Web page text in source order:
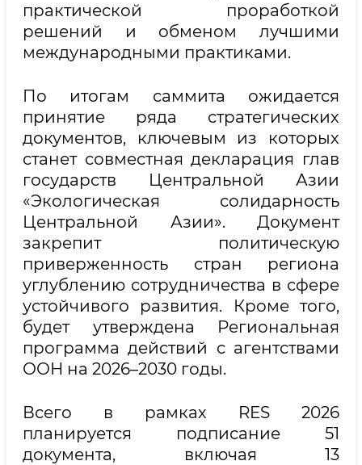
практической проработкой
решений и обменом лучшими
международными практиками.
По итогам саммита ожидается
принятие ряда стратегических
документов, ключевым из которых
станет совместная декларация глав
государств Центральной Азии
«Экологическая солидарность
Центральной Азии». Документ
закрепит политическую
приверженность стран региона
углублению сотрудничества в сфере
устойчивого развития. Кроме того,
будет утверждена Региональная
программа действий с агентствами
ООН на 2026–2030 годы.
Всего в рамках RES 2026
планируется подписание 51
документа, включая 13